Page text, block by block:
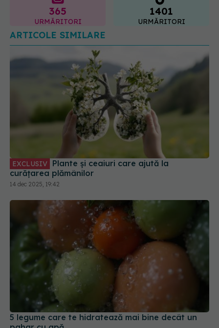
365
URMĂRITORI
1401
URMĂRITORI
ARTICOLE SIMILARE
EXCLUSIV
curățarea plămânilor
14 dec 2025, 19:42
5 legume care te hidratează mai bine decât un